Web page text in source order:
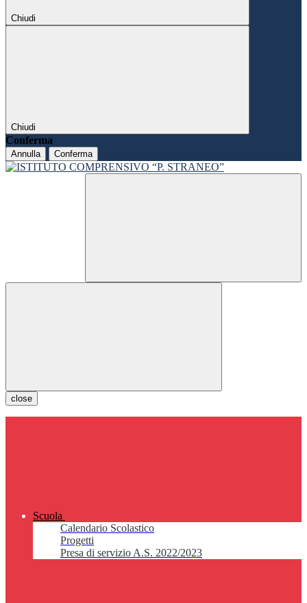
Chiudi
Chiudi
Conferma
Annulla Conferma
close
Scuola
Calendario Scolastico
Progetti
Presa di servizio A.S. 2022/2023